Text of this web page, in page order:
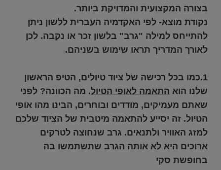
בצורה המקצועית והמדויקת ביותר.
נקודת מוצא- לפי האקדמיה העברית ללשון ניתן
להתייחס למילה "גרב" בלשון זכר או נקבה. לכן
לאורך המדריך תראו שימוש בשניהם.
1.כמו בכל רכישה של ציוד טיולים, הטיפ הראשון
שלנו הוא התאמה לאופי הטיול. מה הכוונה? לפני
שאתם מעמיקים, מודדים ובוחרים, הבינו מהו אופי
הטיול. זה יסייע להתאמה מיטבית של הציוד שלכם
למזג האוויר ולתנאים. גרב שנחוצה לטרקים
ארוכים היא לא אותה הגרב שתשתמשו בה
בחופשת סקי